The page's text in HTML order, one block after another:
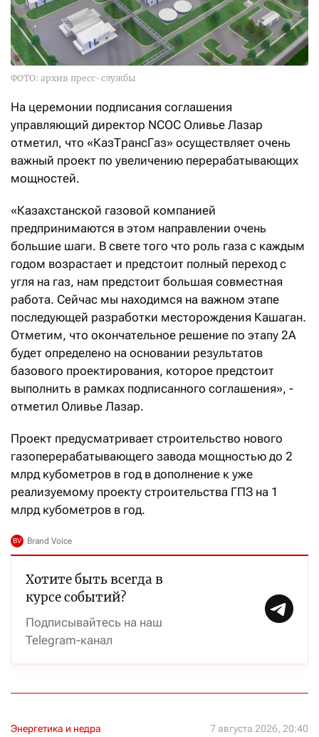
ФОТО: архив пресс-службы
На церемонии подписания соглашения
управляющий директор NCOC Оливье Лазар
отметил, что «КазТрансГаз» осуществляет очень
важный проект по увеличению перерабатывающих
мощностей.
«Казахстанской газовой компанией
предпринимаются в этом направлении очень
большие шаги. В свете того что роль газа с каждым
годом возрастает и предстоит полный переход с
угля на газ, нам предстоит большая совместная
работа. Сейчас мы находимся на важном этапе
последующей разработки месторождения Кашаган.
Отметим, что окончательное решение по этапу 2A
будет определено на основании результатов
базового проектирования, которое предстоит
выполнить в рамках подписанного соглашения», -
отметил Оливье Лазар.
Проект предусматривает строительство нового
газоперерабатывающего завода мощностью до 2
млрд кубометров в год в дополнение к уже
реализуемому проекту строительства ГПЗ на 1
млрд кубометров в год.
Хотите быть всегда в
курсе событий?
Подписывайтесь на наш
Telegram-канал
Энергетика и недра 7 августа 2026, 20:40